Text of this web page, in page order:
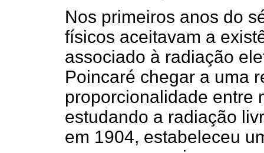
Nos primeiros anos do
físicos aceitavam a
associado à radiação
Poincaré chegar a uma
proporcionalidade entre
estudando a radiação
em 1904, estabeleceu